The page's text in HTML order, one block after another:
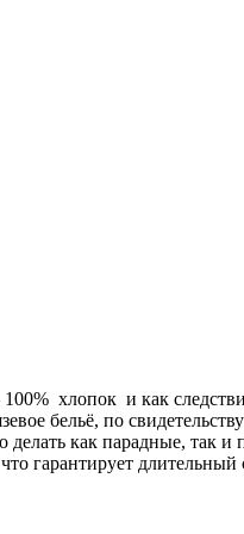
хлопок и как
бельё, по
как парадные, так
гарантирует длительный